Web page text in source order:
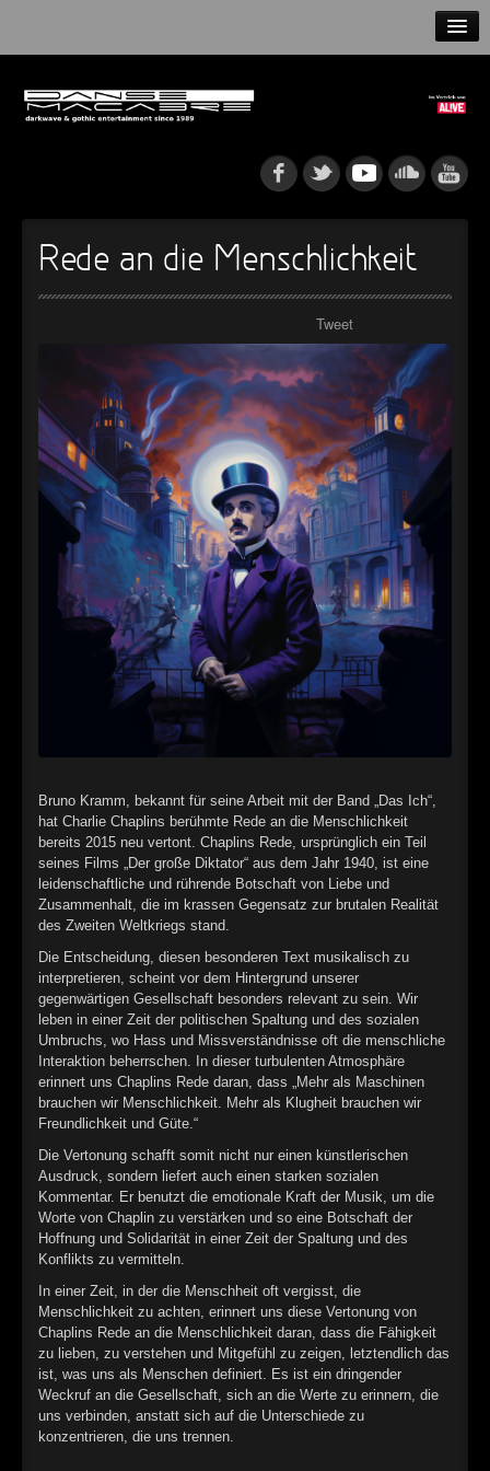
NEWS
► Rattenfänger
Oberer Totpunkt
► Dia De Los Muertos
Oberer Totpunkt
► Alltag macht tot
Oberer Totpunkt
► Die Krieger
Oberer Totpunkt
► Imperator
Oberer Totpunkt
► Maschinenherz
Oberer Totpunkt
► Der Siebte Tag
Oberer Totpunkt
► Langfristig gesehen (sind wir alle tot)
Oberer Totpunkt
► Totentanz
Oberer Totpunkt
► Teufels Lehrerin
Oberer Totpunkt
► Zeit verfliegt
Oberer Totpunkt
►
Oberer Totpunkt
► Geisterfahrt
Oberer Totpunkt
► Gevatter Tod
Oberer Totpunkt
►
►
►
►
►
►
►
►
►
Rede an die Menschlichkeit
Tweet
Bruno Kramm, bekannt für seine Arbeit mit der Band „Das Ich“,
hat Charlie Chaplins berühmte Rede an die Menschlichkeit
bereits 2015 neu vertont. Chaplins Rede, ursprünglich ein Teil
seines Films „Der große Diktator“ aus dem Jahr 1940, ist eine
leidenschaftliche und rührende Botschaft von Liebe und
Zusammenhalt, die im krassen Gegensatz zur brutalen Realität
des Zweiten Weltkriegs stand.
Die Entscheidung, diesen besonderen Text musikalisch zu
interpretieren, scheint vor dem Hintergrund unserer
gegenwärtigen Gesellschaft besonders relevant zu sein. Wir
leben in einer Zeit der politischen Spaltung und des sozialen
Umbruchs, wo Hass und Missverständnisse oft die menschliche
Interaktion beherrschen. In dieser turbulenten Atmosphäre
erinnert uns Chaplins Rede daran, dass „Mehr als Maschinen
brauchen wir Menschlichkeit. Mehr als Klugheit brauchen wir
Freundlichkeit und Güte.“
Die Vertonung schafft somit nicht nur einen künstlerischen
Ausdruck, sondern liefert auch einen starken sozialen
Kommentar. Er benutzt die emotionale Kraft der Musik, um die
Worte von Chaplin zu verstärken und so eine Botschaft der
Hoffnung und Solidarität in einer Zeit der Spaltung und des
Konflikts zu vermitteln.
In einer Zeit, in der die Menschheit oft vergisst, die
Menschlichkeit zu achten, erinnert uns diese Vertonung von
Chaplins Rede an die Menschlichkeit daran, dass die Fähigkeit
zu lieben, zu verstehen und Mitgefühl zu zeigen, letztendlich das
ist, was uns als Menschen definiert. Es ist ein dringender
Weckruf an die Gesellschaft, sich an die Werte zu erinnern, die
uns verbinden, anstatt sich auf die Unterschiede zu
konzentrieren, die uns trennen.